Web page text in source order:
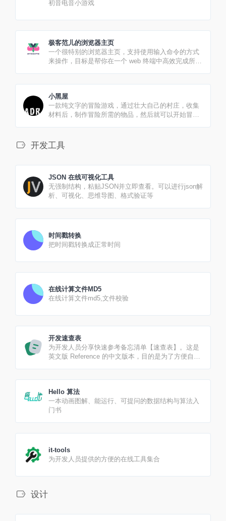
初音电音小游戏
极客范儿的浏览器主页
一个很特别的浏览器主页，支持使用输入命令的方式
来操作，目标是帮你在一个 web 终端中高效完成所有
小黑屋
一款纯文字的冒险游戏，通过壮大自己的村庄，收集
材料后，制作冒险所需的物品，然后就可以开始冒险
开发工具
JSON 在线可视化工具
无强制结构，粘贴JSON并立即查看。可以进行json解
析、可视化、思维导图、格式验证等
时间戳转换
把时间戳转换成正常时间
在线计算文件MD5
在线计算文件md5,文件校验
开发速查表
为开发人员分享快速参考备忘清单【速查表】。这是
英文版 Reference 的中文版本，目的是为了方便自己
Hello 算法
一本动画图解、能运行、可提问的数据结构与算法入
门书
it-tools
为开发人员提供的方便的在线工具集合
设计